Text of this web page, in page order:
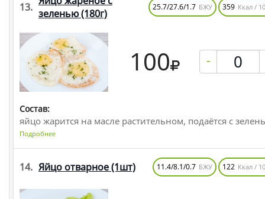
13. зеленью(180г)
25.7/27.6/1.7 БЖУ 359 Ккал /
100 -
Состав:
яйцо жарится на масле растительном, подаётся с
Подробнее
14. Яйцо отварное(1шт) 11.4/8.1/0.7 БЖУ 122 Ккал /